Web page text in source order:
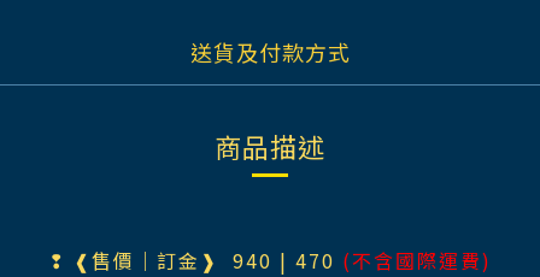
送貨及付款方式
商品描述
❢ ❰售價｜訂金❱ 940 | 470 (不含國際運費)